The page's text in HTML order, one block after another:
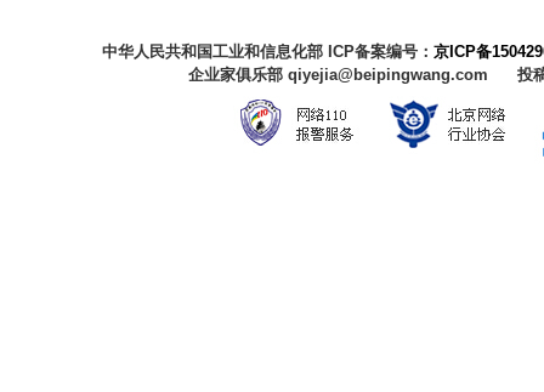
中华人民共和国工业和信息化部 ICP备案编号：京ICP备
企业家俱乐部 qiyejia@beipingwang.com